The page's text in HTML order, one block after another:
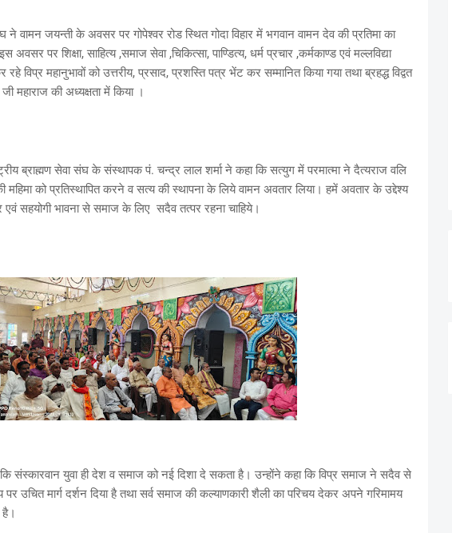
ने वामन जयन्ती के अवसर पर गोपेश्वर रोड स्थित गोदा विहार में भगवान वामन देव की प्रतिमा का
पर शिक्षा, साहित्य ,समाज सेवा ,चिकित्सा, पाण्डित्य, धर्म प्रचार ,कर्मकाण्ड एवं मल्लविद्या
रहे विप्र महानुभावों को उत्तरीय, प्रसाद, प्रशस्ति पत्र भेंट कर सम्मानित किया गया तथा ब्रहद्ध विद्वत
महाराज की अध्यक्षता में किया ।
ब्राह्मण सेवा संघ के संस्थापक पं. चन्द्र लाल शर्मा ने कहा कि सत्युग में परमात्मा ने दैत्यराज वलि
को प्रतिस्थापित करने व सत्य की स्थापना के लिये वामन अवतार लिया। हमें अवतार के उद्देश्य
सहयोगी भावना से समाज के लिए सदैव तत्पर रहना चाहिये।
कि संस्कारवान युवा ही देश व समाज को नई दिशा दे सकता है। उन्होंने कहा कि विप्र समाज ने सदैव से
उचित मार्ग दर्शन दिया है तथा सर्व समाज की कल्याणकारी शैली का परिचय देकर अपने गरिमामय